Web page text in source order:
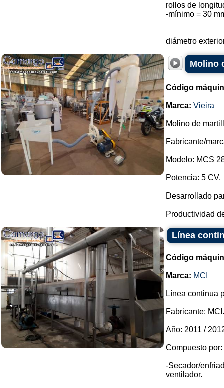
rollos de
-mínimo = 30
diámetro
Molino
Código
Marca: Vieira
Molino de
Fabricante/
Modelo: MCS
Potencia: 5 CV.
Desarrollado
Productividad
Línea
Código
Marca: MCI
Línea continua
Fabricante: MCI.
Año: 2011 /
Compuesto por:
-Secador/
ventilador.